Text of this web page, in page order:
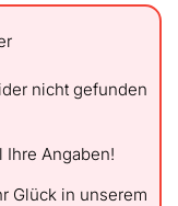
nicht gefunden
Ihre Angaben!
Glück in unserem